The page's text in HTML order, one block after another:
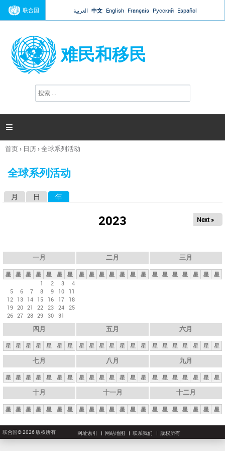
Jump to navigation
联合国 العربية 中文 English Français Русский Español
难民和移民
搜
索

你
这
首页› 日历›全球系列活动
全球系列活动
月 日 年
2023 Next »
一月
星 星 星 星 星 星
星
1
2 3
4
5
6 7 8 9 10
11
12 13 14 15 16 17
18
19 20 21 22 23 24 25
26 27 28 29 30 31
二月
星 星 星 星 星 星 星
三月
星 星 星 星 星 星 星
四月
星 星 星 星 星 星 星
五月
星 星 星 星 星 星 星
六月
星 星 星 星 星 星 星
七月
星 星 星 星 星 星 星
八月
星 星 星 星 星 星 星
九月
星 星 星 星 星 星 星
十月
星 星 星 星 星 星 星
十一月
星 星 星 星 星 星 星
十二月
星 星 星 星 星 星 星
联合国© 2026 版权所有 网址索引 网站地图 联系我们 版权所有